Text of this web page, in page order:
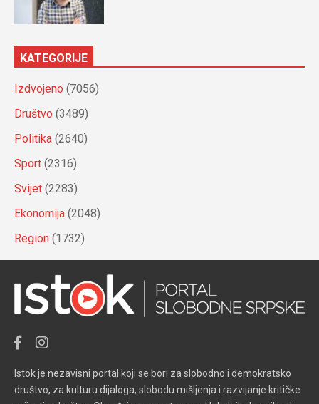
KATEGORIJE
Izdvojeno (7056)
Društvo (3489)
Politika (2640)
Sport (2316)
Svijet (2283)
Ekonomija (2048)
Region (1732)
Istok je nezavisni portal koji se bori za slobodno i demokratsko
društvo, za kulturu dijaloga, slobodu mišljenja i razvijanje kritičke